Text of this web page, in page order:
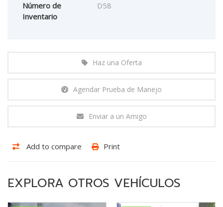
Número de
Inventario
D58
Haz una Oferta
Agendar Prueba de Manejo
Enviar a un Amigo
Add to compare Print
EXPLORA OTROS VEHÍCULOS